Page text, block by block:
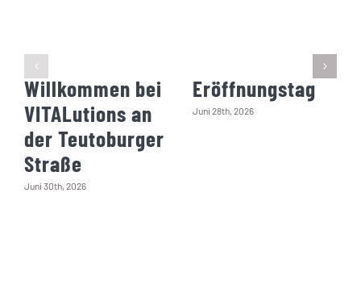
Willkommen bei
VITALutions an
der Teutoburger
Straße
Juni 30th, 2026
Eröffnungstag
Juni 28th, 2026